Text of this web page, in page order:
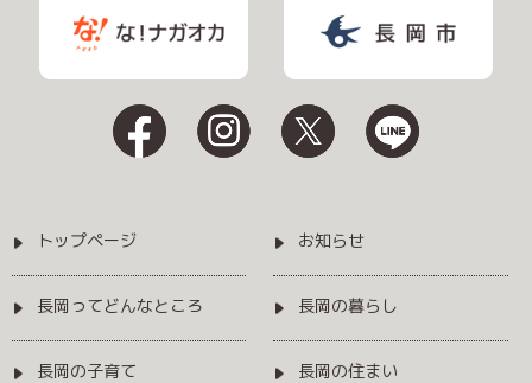
トップページ
長岡ってどんなところ
長岡の子育て
お知らせ
長岡の暮らし
長岡の住まい